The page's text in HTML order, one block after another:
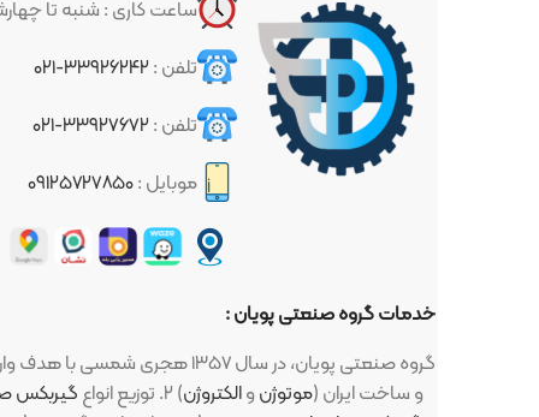
ساعت کاری : شنبه تا چهارشنبه ساعت ۱۰ الی ۱۷
تلفن :
۳۳۹۲۶۲۴۲-۰۲۱
تلفن :
۳۳۹۲۷۶۷۲-۰۲۱
۰۹۱۲۵۷۲۷۸۵۰
خدمات گروه صنعتی پویان :
گروه صنعتی پویان، در سال ۱۳۵۷ هجری شمسی با هدف واردات و توزیع لوازم صنعتی و کشاورزی تاسیس گردید ، این لوازم : ۱. انواع
و ... ) ساخت اروپا (زیمنس، ABB، مارلی و ...) و ساخت ایران (موتوژنوالکتروژن) ۲. توزیع انواع
گیربکس صنعتی